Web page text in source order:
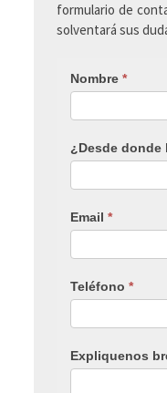
formulario de
solventará sus
Nombre*
¿Desde
Email*
Teléfono*
Expliquenos